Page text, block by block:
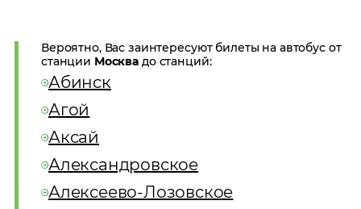
Вероятно, Вас заинтересуют билеты на автобус от
станции Москва до станций:
Абинск
Агой
Аксай
Александровское
Алексеево-Лозовское